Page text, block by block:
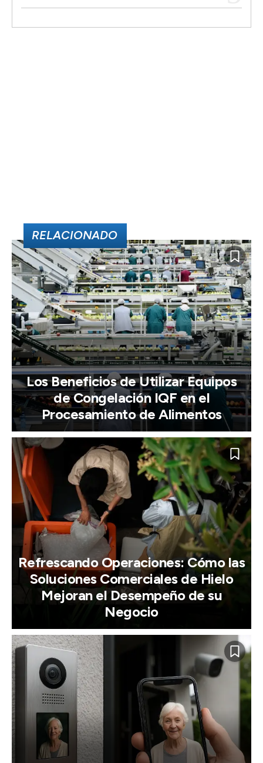
RELACIONADO
Los Beneficios de Utilizar Equipos
de Congelación IQF en el
Procesamiento de Alimentos
Refrescando Operaciones: Cómo las
Soluciones Comerciales de Hielo
Mejoran el Desempeño de su
Negocio